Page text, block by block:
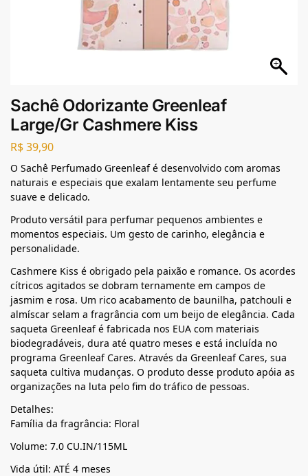
Sachê Odorizante Greenleaf
Large/Gr Cashmere Kiss
R$39,90
O Sachê Perfumado Greenleaf é desenvolvido com aromas
naturais e especiais que exalam lentamente seu perfume
suave e delicado.
Produto versátil para perfumar pequenos ambientes e
momentos especiais. Um gesto de carinho, elegância e
personalidade.
Cashmere Kiss é obrigado pela paixão e romance. Os acordes
cítricos agitados se dobram ternamente em campos de
jasmim e rosa. Um rico acabamento de baunilha, patchouli e
almíscar selam a fragrância com um beijo de elegância. Cada
saqueta Greenleaf é fabricada nos EUA com materiais
biodegradáveis, dura até quatro meses e está incluída no
programa Greenleaf Cares. Através da Greenleaf Cares, sua
saqueta cultiva mudanças. O produto desse produto apóia as
organizações na luta pelo fim do tráfico de pessoas.
Detalhes:
Família da fragrância: Floral
Volume: 7.0 CU.IN/115ML
Vida útil: ATÉ 4 meses